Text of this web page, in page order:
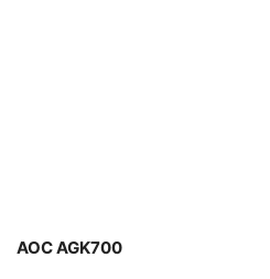
AOC AGK700